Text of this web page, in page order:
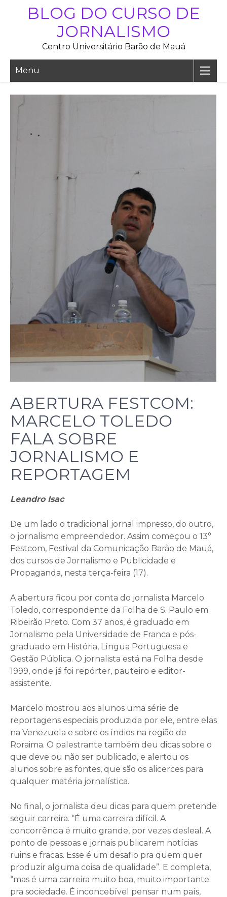
BLOG DO CURSO DE
JORNALISMO
Centro Universitário Barão de Mauá
Menu
ABERTURA FESTCOM:
MARCELO TOLEDO
FALA SOBRE
JORNALISMO E
REPORTAGEM
Leandro Isac
De um lado o tradicional jornal impresso, do outro,
o jornalismo empreendedor. Assim começou o 13°
Festcom, Festival da Comunicação Barão de Mauá,
dos cursos de Jornalismo e Publicidade e
Propaganda, nesta terça-feira (17).
A abertura ficou por conta do jornalista Marcelo
Toledo, correspondente da Folha de S. Paulo em
Ribeirão Preto. Com 37 anos, é graduado em
Jornalismo pela Universidade de Franca e pós-
graduado em História, Língua Portuguesa e
Gestão Pública. O jornalista está na Folha desde
1999, onde já foi repórter, pauteiro e editor-
assistente.
Marcelo mostrou aos alunos uma série de
reportagens especiais produzida por ele, entre elas
na Venezuela e sobre os índios na região de
Roraima. O palestrante também deu dicas sobre o
que deve ou não ser publicado, e alertou os
alunos sobre as fontes, que são os alicerces para
qualquer matéria jornalística.
No final, o jornalista deu dicas para quem pretende
seguir carreira. “É uma carreira difícil. A
concorrência é muito grande, por vezes desleal. A
ponto de pessoas e jornais publicarem notícias
ruins e fracas. Esse é um desafio pra quem quer
produzir alguma coisa de qualidade”. E completa,
“mas é uma carreira muito boa, muito importante
pra sociedade. É inconcebível pensar num país,